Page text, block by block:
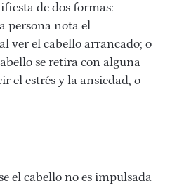
de dos formas:
persona nota el
ver el cabello arrancado; o
se retira con alguna
el estrés y la ansiedad, o
el cabello no es impulsada